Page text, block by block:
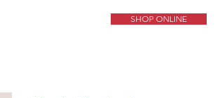
SHOP ONLINE